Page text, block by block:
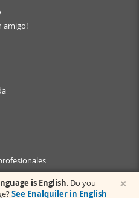
amigo!
×
is English. Do you
See Enalquiler in English